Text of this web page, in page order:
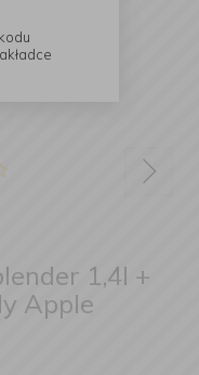
1,4l +
Apple